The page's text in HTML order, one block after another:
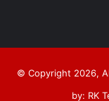
© Copyright 2026,
by: RK